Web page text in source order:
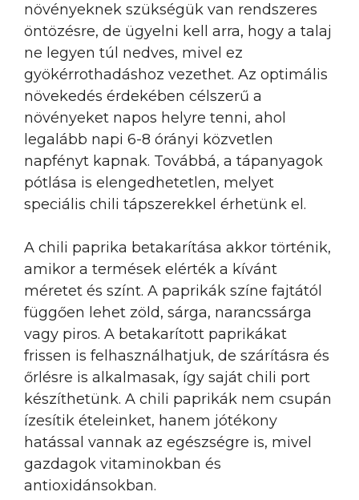
növényeknek szükségük van rendszeres
öntözésre, de ügyelni kell arra, hogy a talaj
ne legyen túl nedves, mivel ez
gyökérrothadáshoz vezethet. Az optimális
növekedés érdekében célszerű a
növényeket napos helyre tenni, ahol
legalább napi 6-8 órányi közvetlen
napfényt kapnak. Továbbá, a tápanyagok
pótlása is elengedhetetlen, melyet
speciális chili tápszerekkel érhetünk el.
A chili paprika betakarítása akkor történik,
amikor a termések elérték a kívánt
méretet és színt. A paprikák színe fajtától
függően lehet zöld, sárga, narancssárga
vagy piros. A betakarított paprikákat
frissen is felhasználhatjuk, de szárításra és
őrlésre is alkalmasak, így saját chili port
készíthetünk. A chili paprikák nem csupán
ízesítik ételeinket, hanem jótékony
hatással vannak az egészségre is, mivel
gazdagok vitaminokban és
antioxidánsokban.